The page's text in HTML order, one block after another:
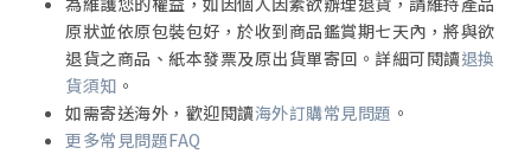
原狀並依原包裝包好，於收到商品鑑賞期七天內，將與欲
退貨之商品、紙本發票及原出貨單寄回。詳細可閱讀退換
貨須知 。
如需寄送海外，歡迎閱讀海外訂購常見問題 。
更多常見問題FAQ